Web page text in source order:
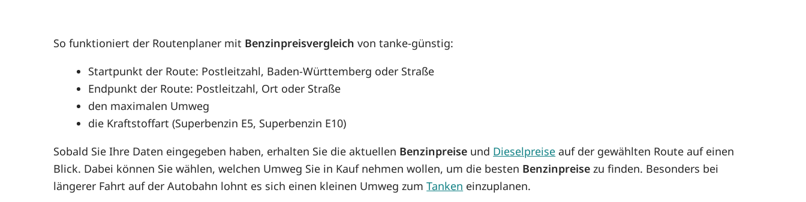
So funktioniert der Routenplaner mit Benzinpreisvergleich von tanke-günstig:
Startpunkt der Route: Postleitzahl, Baden-Württemberg oder Straße
Endpunkt der Route: Postleitzahl, Ort oder Straße
den maximalen Umweg
die Kraftstoffart (Superbenzin E5, Superbenzin E10)
Sobald Sie Ihre Daten eingegeben haben, erhalten Sie die aktuellen Benzinpreise und Dieselpreise auf der gewählten Route auf einen
Blick. Dabei können Sie wählen, welchen Umweg Sie in Kauf nehmen wollen, um die besten Benzinpreise zu finden. Besonders bei
längerer Fahrt auf der Autobahn lohnt es sich einen kleinen Umweg zumTanken einzuplanen.